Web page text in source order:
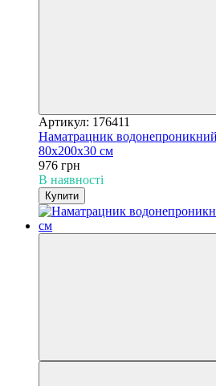
Артикул: 176411
Наматрацник
80х200х30 см
976 грн
В наявності
Купити